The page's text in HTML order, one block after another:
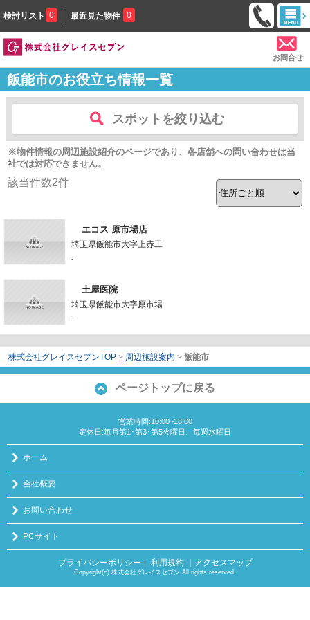
検討リスト 0 最近見た物件 0
お問合せ
飯能市のお役立ち情報一覧
スポットを絞り込む
※物件情報の周辺施設紹介のページであり、各店舗への問い合わせは当
社では対応できません。
該当件数2件
エコス 原市場店
埼玉県飯能市大字上赤工
-
土屋医院
埼玉県飯能市大字原市場
-
株式会社グレイスセブンTOP > 周辺施設案内 > 飯能市
ページトップに戻る
営業時間:10:00~18:00
定休日:毎月第1･第3･第5火曜日、毎週水曜日
ホーム
会社概要
お問い合わせ
PCサイト
プライバシーポリシー ｜ 利用規約 ｜アクセスマップ
Copyright(c) 株式会社グレイスセブン All rights reserved.